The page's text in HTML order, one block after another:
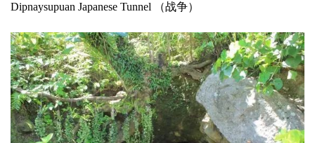
Dipnaysupuan Japanese Tunnel （战争）